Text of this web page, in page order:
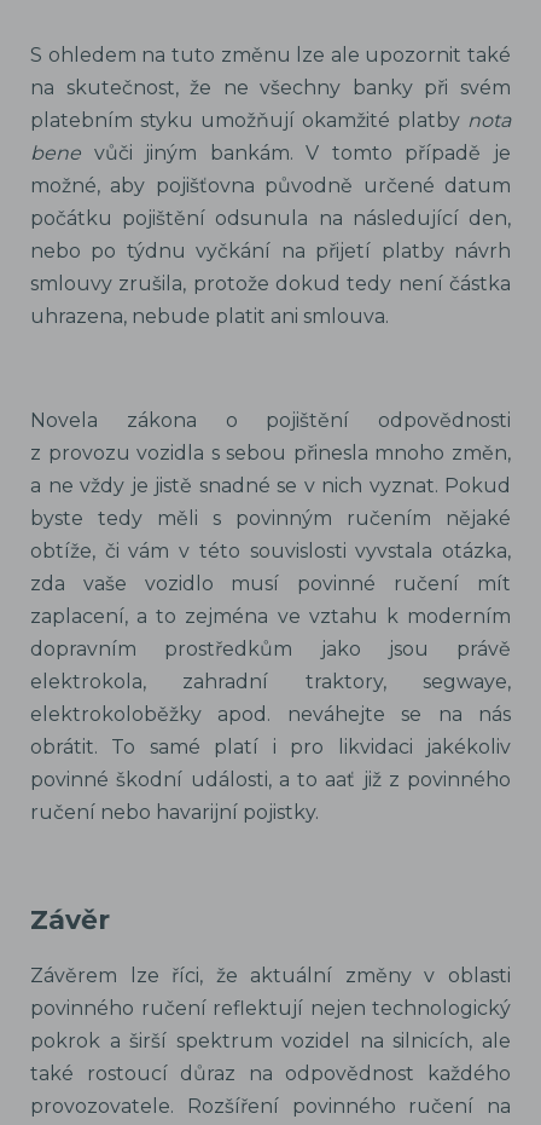
S ohledem na tuto změnu lze ale upozornit také
na skutečnost, že ne všechny banky při svém
platebním styku umožňují okamžité platby nota
bene vůči jiným bankám. V tomto případě je
možné, aby pojišťovna původně určené datum
počátku pojištění odsunula na následující den,
nebo po týdnu vyčkání na přijetí platby návrh
smlouvy zrušila, protože dokud tedy není částka
uhrazena, nebude platit ani smlouva.
Novela zákona o pojištění odpovědnosti
z provozu vozidla s sebou přinesla mnoho změn,
a ne vždy je jistě snadné se v nich vyznat. Pokud
byste tedy měli s povinným ručením nějaké
obtíže, či vám v této souvislosti vyvstala otázka,
zda vaše vozidlo musí povinné ručení mít
zaplacení, a to zejména ve vztahu k moderním
dopravním prostředkům jako jsou právě
elektrokola, zahradní traktory, segwaye,
elektrokoloběžky apod. neváhejte se na nás
obrátit. To samé platí i pro likvidaci jakékoliv
povinné škodní události, a to aať již z povinného
ručení nebo havarijní pojistky.
Závěr
Závěrem lze říci, že aktuální změny v oblasti
povinného ručení reflektují nejen technologický
pokrok a širší spektrum vozidel na silnicích, ale
také rostoucí důraz na odpovědnost každého
provozovatele. Rozšíření povinného ručení na